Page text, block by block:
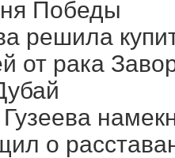
Победы
решила
от рака
о